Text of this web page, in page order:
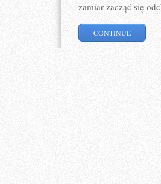
zamiar zacząć się
CONTINUE